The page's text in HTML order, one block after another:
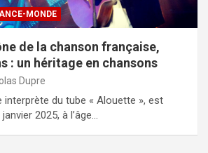
MONDE
de la chanson française,
: un héritage en chansons
Dupre
interprète du tube « Alouette », est
2025, à l’âge…